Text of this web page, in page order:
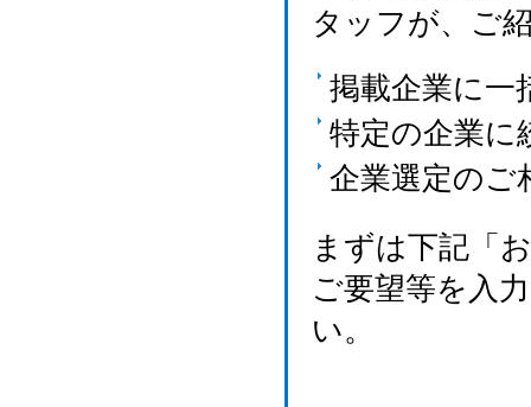
タッフが、ご
掲載企業に一
特定の企業に
企業選定のご
まずは下記「
ご要望等を入
い。